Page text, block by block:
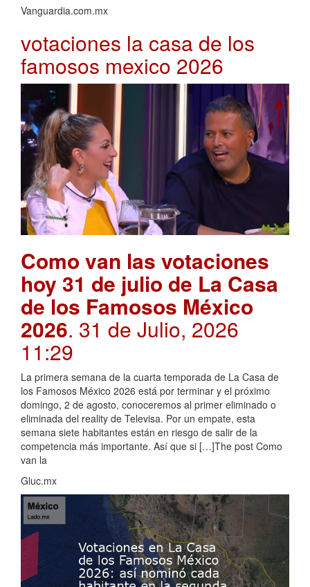
Vanguardia.com.mx
votaciones la casa de los
famosos mexico 2026
Como van las votaciones
hoy 31 de julio de La Casa
de los Famosos México
2026. 31 de Julio, 2026
11:29
La primera semana de la cuarta temporada de La Casa de
los Famosos México 2026 está por terminar y el próximo
domingo, 2 de agosto, conoceremos al primer eliminado o
eliminada del reality de Televisa. Por un empate, esta
semana siete habitantes están en riesgo de salir de la
competencia más importante. Así que si […]The post Como
van la
Gluc.mx